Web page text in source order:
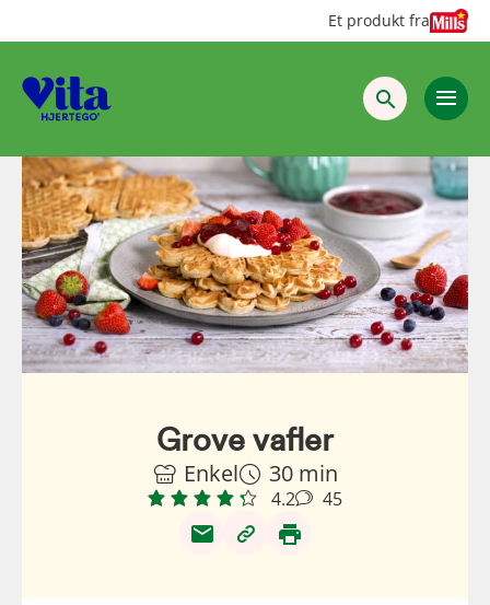
Et produkt fra
Grove vafler
Enkel 30 min
4.2 45